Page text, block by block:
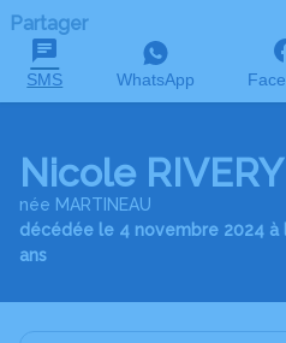
Partager
SMS WhatsApp
Nicole RIVERY
née MARTINEAU
décédée le 4 novembre 2024 à
ans